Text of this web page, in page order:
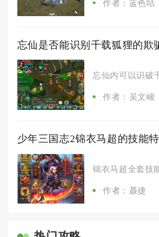
作者：蓝色咕
忘仙是否能识别千载狐狸的欺
忘仙内可以识破
作者：吴文峻
锦衣马超全套技
作者：聂捷